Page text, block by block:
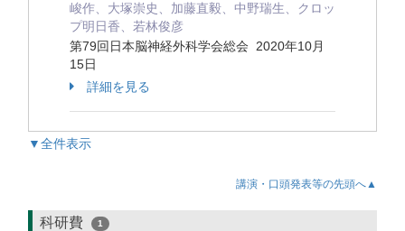
峻作、大塚崇史、加藤直毅、中野瑞生、クロッ
プ明日香、若林俊彦
第79回日本脳神経外科学会総会 2020年10月
15日
詳細を見る
▼全件表示
講演・口頭発表等の先頭へ▲
科研費 1